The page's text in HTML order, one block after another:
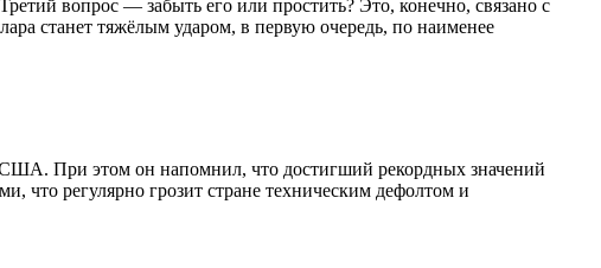
вопрос — забыть его или простить? Это, конечно, связано с
станет тяжёлым ударом, в первую очередь, по наименее
При этом он напомнил, что достигший рекордных значений
что регулярно грозит стране техническим дефолтом и